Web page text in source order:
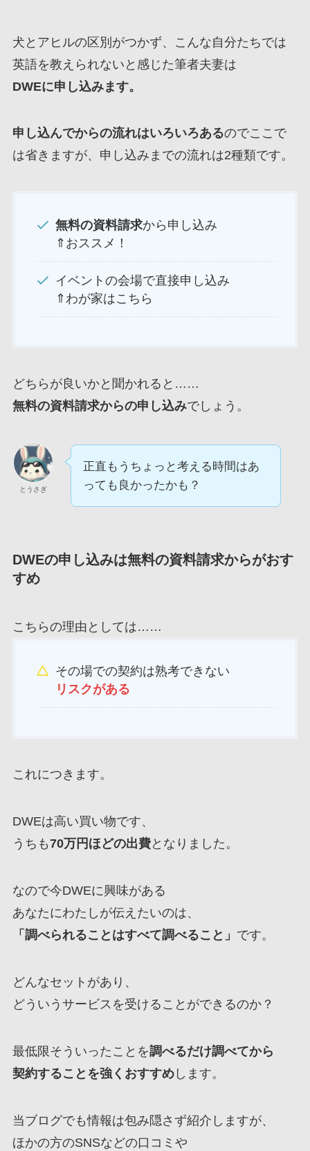
犬とアヒルの区別がつかず、こんな自分たちでは
英語を教えられないと感じた筆者夫妻は
DWEに申し込みます。
申し込んでからの流れはいろいろあるのでここで
は省きますが、申し込みまでの流れは2種類です。
無料の資料請求から申し込み
⇑おススメ！
イベントの会場で直接申し込み
⇑わが家はこちら
どちらが良いかと聞かれると……
無料の資料請求からの申し込みでしょう。
とうさぎ
正直もうちょっと考える時間はあ
っても良かったかも？
DWEの申し込みは無料の資料請求からがおす
すめ
こちらの理由としては……
その場での契約は熟考できない
リスクがある
これにつきます。
DWEは高い買い物です、
うちも70万円ほどの出費となりました。
なので今DWEに興味がある
あなたにわたしが伝えたいのは、
「調べられることはすべて調べること」 です。
どんなセットがあり、
どういうサービスを受けることができるのか？
最低限そういったことを調べるだけ調べてから
契約することを強くおすすめします。
当ブログでも情報は包み隠さず紹介しますが、
ほかの方のSNSなどの口コミや